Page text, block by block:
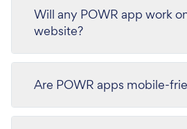
Will any POWR app work
website?
Are POWR apps mobile-